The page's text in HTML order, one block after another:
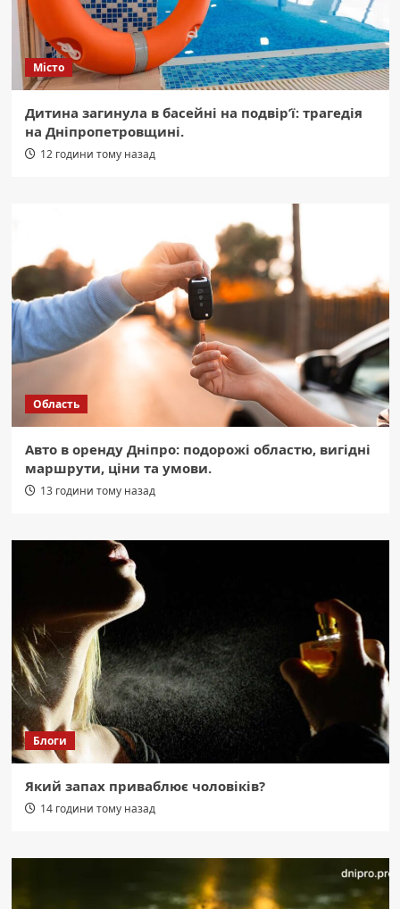
Місто
Дитина загинула в басейні на подвір’ї: трагедія
на Дніпропетровщині.
12 години тому назад
Область
Авто в оренду Дніпро: подорожі областю, вигідні
маршрути, ціни та умови.
13 години тому назад
Блоги
Який запах приваблює чоловіків?
14 години тому назад